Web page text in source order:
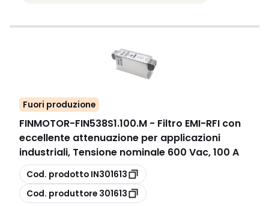
Fuori produzione
FINMOTOR-FIN538S1.100.M - Filtro EMI-RFI con
eccellente attenuazione per applicazioni
industriali, Tensione nominale 600 Vac, 100 A
copia
Cod. prodotto IN301613
copia
Cod. produttore 301613